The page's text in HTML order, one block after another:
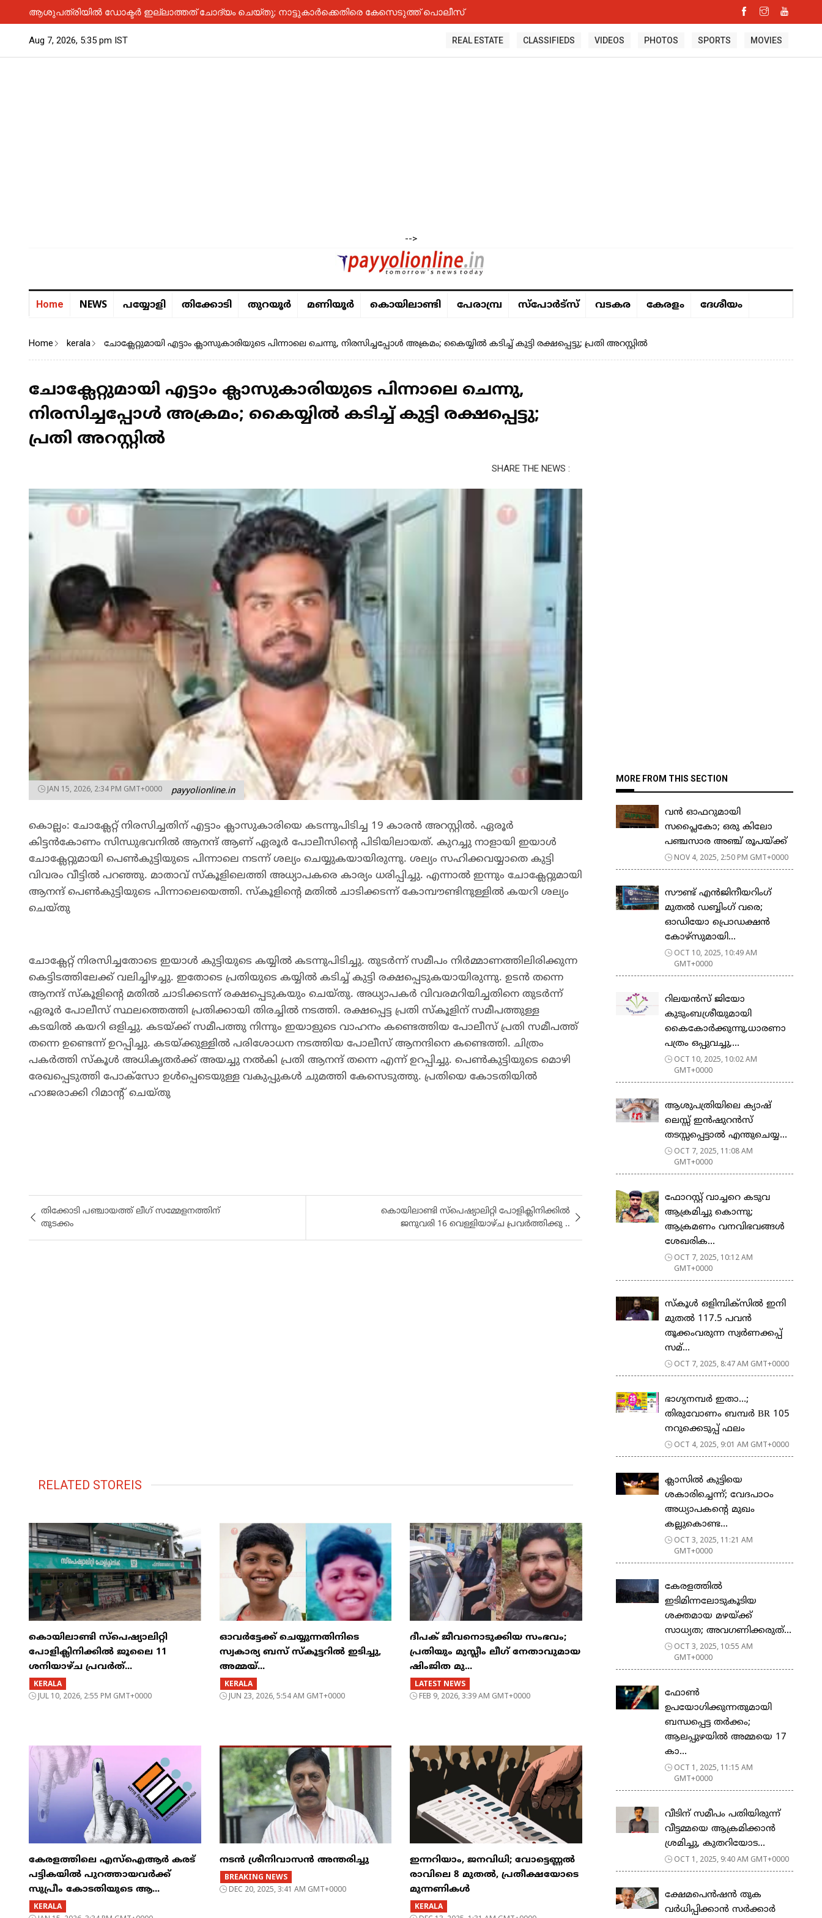
ആശുപത്രിയിൽ ഡോക്ടർ ഇല്ലാത്തത് ചോദ്യം ചെയ്തു; നാട്ടുകാർക്കെതിരെ കേസെടുത്ത് പൊലീസ്
Aug 7, 2026, 5:35 pm IST REAL ESTATE CLASSIFIEDS VIDEOS PHOTOS SPORTS MOVIES
-->
Home NEWS പയ്യോളി തിക്കോടി തുറയൂര്‍ മണിയൂര്‍ കൊയിലാണ്ടി പേരാമ്പ്ര സ്പോർട്സ് വടകര കേരളം ദേശീയം
Home kerala ചോക്ലേറ്റുമായി എട്ടാം ക്ലാസുകാരിയുടെ പിന്നാലെ ചെന്നു, നിരസിച്ചപ്പോൾ അക്രമം; കൈയ്യിൽ കടിച്ച് കുട്ടി രക്ഷപ്പെട്ടു; പ്രതി അറസ്റ്റിൽ
ചോക്ലേറ്റുമായി എട്ടാം ക്ലാസുകാരിയുടെ പിന്നാലെ ചെന്നു,
നിരസിച്ചപ്പോൾ അക്രമം; കൈയ്യിൽ കടിച്ച് കുട്ടി രക്ഷപ്പെട്ടു;
പ്രതി അറസ്റ്റിൽ
SHARE THE NEWS :
JAN 15, 2026, 2:34 PM GMT+0000 payyolionline.in
കൊല്ലം: ചോക്ലേറ്റ് നിരസിച്ചതിന് എട്ടാം ക്ലാസുകാരിയെ കടന്നുപിടിച്ച 19 കാരൻ അറസ്റ്റിൽ. ഏരൂർ
കിട്ടൻകോണം സിന്ധുഭവനിൽ ആനന്ദ് ആണ് ഏരൂർ പോലീസിന്റെ പിടിയിലായത്. കുറച്ചു നാളായി ഇയാൾ
ചോക്ലേറ്റുമായി പെൺകുട്ടിയുടെ പിന്നാലെ നടന്ന് ശല്യം ചെയ്യുകയായിരുന്നു. ശല്യം സഹിക്കവയ്യാതെ കുട്ടി
വിവരം വീട്ടിൽ പറഞ്ഞു. മാതാവ് സ്കൂളിലെത്തി അധ്യാപകരെ കാര്യം ധരിപ്പിച്ചു. എന്നാൽ ഇന്നും ചോക്ലേറ്റുമായി
ആനന്ദ് പെൺകുട്ടിയുടെ പിന്നാലെയെത്തി. സ്കൂളിന്റെ മതിൽ ചാടിക്കടന്ന് കോമ്പൗണ്ടിനുള്ളിൽ കയറി ശല്യം
ചെയ്തു
ചോക്ലേറ്റ് നിരസിച്ചതോടെ ഇയാൾ കുട്ടിയുടെ കയ്യിൽ കടന്നുപിടിച്ചു. തുടർന്ന് സമീപം നിർമ്മാണത്തിലിരിക്കുന്ന
കെട്ടിടത്തിലേക്ക് വലിച്ചിഴച്ചു. ഇതോടെ പ്രതിയുടെ കയ്യിൽ കടിച്ച് കുട്ടി രക്ഷപ്പെടുകയായിരുന്നു. ഉടൻ തന്നെ
ആനന്ദ് സ്കൂളിന്റെ മതിൽ ചാടിക്കടന്ന് രക്ഷപ്പെടുകയും ചെയ്തു. അധ്യാപകർ വിവരമറിയിച്ചതിനെ തുടർന്ന്
ഏരൂർ പോലീസ് സ്ഥലത്തെത്തി പ്രതിക്കായി തിരച്ചിൽ നടത്തി. രക്ഷപ്പെട്ട പ്രതി സ്കൂളിന് സമീപത്തുള്ള
കടയിൽ കയറി ഒളിച്ചു. കടയ്ക്ക് സമീപത്തു നിന്നും ഇയാളുടെ വാഹനം കണ്ടെത്തിയ പോലീസ് പ്രതി സമീപത്ത്
തന്നെ ഉണ്ടെന്ന് ഉറപ്പിച്ചു. കടയ്ക്കുള്ളിൽ പരിശോധന നടത്തിയ പോലീസ് ആനന്ദിനെ കണ്ടെത്തി. ചിത്രം
പകർത്തി സ്കൂൾ അധികൃതർക്ക് അയച്ചു നൽകി പ്രതി ആനന്ദ് തന്നെ എന്ന് ഉറപ്പിച്ചു. പെൺകുട്ടിയുടെ മൊഴി
രേഖപ്പെടുത്തി പോക്സോ ഉൾപ്പെടെയുള്ള വകുപ്പുകൾ ചുമത്തി കേസെടുത്തു. പ്രതിയെ കോടതിയിൽ
ഹാജരാക്കി റിമാന്റ് ചെയ്തു
തിക്കോടി പഞ്ചായത്ത് ലീഗ് സമ്മേളനത്തിന്
തുടക്കം
കൊയിലാണ്ടി സ്പെഷ്യാലിറ്റി പോളിക്ലിനിക്കിൽ
ജനുവരി 16 വെള്ളിയാഴ്ച പ്രവർത്തിക്കു ..
RELATED STOREIS
കൊയിലാണ്ടി സ്പെഷ്യാലിറ്റി
പോളിക്ലിനിക്കിൽ ജൂലൈ 11
ശനിയാഴ്ച പ്രവർത്...
KERALA
JUL 10, 2026, 2:55 PM GMT+0000
ഓവർട്ടേക്ക് ചെയ്യുന്നതിനിടെ
സ്വകാര്യ ബസ് സ്കൂട്ടറിൽ ഇടിച്ചു,
അമ്മയ്...
KERALA
JUN 23, 2026, 5:54 AM GMT+0000
ദീപക് ജീവനൊടുക്കിയ സംഭവം;
പ്രതിയും മുസ്ലീം ലീഗ് നേതാവുമായ
ഷിംജിത മു...
LATEST NEWS
FEB 9, 2026, 3:39 AM GMT+0000
കേരളത്തിലെ എസ്ഐആർ കരട്
പട്ടികയിൽ പുറത്തായവർക്ക്
സുപ്രീം കോടതിയുടെ ആ...
KERALA
നടൻ ശ്രീനിവാസൻ അന്തരിച്ചു
BREAKING NEWS
DEC 20, 2025, 3:41 AM GMT+0000
ഇന്നറിയാം, ജനവിധി; വോട്ടെണ്ണൽ
രാവിലെ 8 മുതൽ, പ്രതീക്ഷയോടെ
മുന്നണികൾ
KERALA
MORE FROM THIS SECTION
വൻ ഓഫറുമായി
സപ്ലൈകോ; ഒരു കിലോ
പഞ്ചസാര അഞ്ച് രൂപയ്ക്ക്
NOV 4, 2025, 2:50 PM GMT+0000
സൗണ്ട് എൻജിനീയറിംഗ്
മുതൽ ഡബ്ബിംഗ് വരെ;
ഓഡിയോ പ്രൊഡക്ഷൻ
കോഴ്‌സുമായി...
OCT 10, 2025, 10:49 AM
GMT+0000
റിലയൻസ് ജിയോ
കുടുംബശ്രീയുമായി
കൈകോർക്കുന്നു,ധാരണാ
പത്രം ഒപ്പുവച്ചു,...
OCT 10, 2025, 10:02 AM
GMT+0000
ആശുപത്രിയിലെ ക്യാഷ്
ലെസ്സ് ഇന്‍ഷുറന്‍സ്
തടസ്സപ്പെട്ടാല്‍ എന്തുചെയ്യ...
OCT 7, 2025, 11:08 AM
GMT+0000
ഫോറസ്റ്റ് വാച്ചറെ കടുവ
ആക്രമിച്ചു കൊന്നു;
ആക്രമണം വനവിഭവങ്ങൾ
ശേഖരിക...
OCT 7, 2025, 10:12 AM
GMT+0000
സ്കൂൾ ഒളിമ്പിക്സിൽ ഇനി
മുതൽ 117.5 പവൻ
തൂക്കംവരുന്ന സ്വർണക്കപ്പ്
സമ്...
OCT 7, 2025, 8:47 AM GMT+0000
ഭാഗ്യനമ്പർ ഇതാ…;
തിരുവോണം ബമ്പർ BR 105
നറുക്കെടുപ്പ് ഫലം
OCT 4, 2025, 9:01 AM GMT+0000
ക്ലാസിൽ കുട്ടിയെ
ശകാരിച്ചെന്ന്; വേദപാഠം
അധ്യാപകന്റെ മുഖം
കല്ലുകൊണ്ട...
OCT 3, 2025, 11:21 AM
GMT+0000
കേരളത്തില്‍
ഇടിമിന്നലോടുകൂടിയ
ശക്തമായ മഴയ്ക്ക്
സാധ്യത; അവഗണിക്കരുത്...
OCT 3, 2025, 10:55 AM
GMT+0000
ഫോൺ
ഉപയോഗിക്കുന്നതുമായി
ബന്ധപ്പെട്ട തർക്കം;
ആലപ്പുഴയിൽ അമ്മയെ 17
കാ...
OCT 1, 2025, 11:15 AM
GMT+0000
വീടിന് സമീപം പതിയിരുന്ന്
വീട്ടമ്മയെ ആക്രമിക്കാൻ
ശ്രമിച്ചു, കുതറിയോട...
OCT 1, 2025, 9:40 AM GMT+0000
ക്ഷേമപെൻഷൻ തുക
വർധിപ്പിക്കാൻ സർക്കാർ